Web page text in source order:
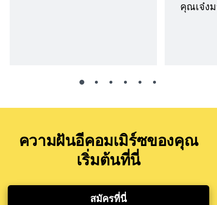
คุณเจ๋ง
ความฝันอีคอมเมิร์ซของคุณ
เริ่มต้นที่นี่
สมัครที่นี่